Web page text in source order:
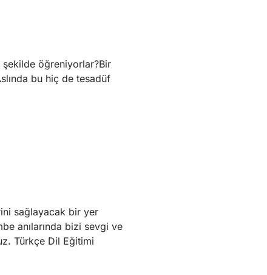
öğreniyorlar?Bir
bu hiç de tesadüf
sağlayacak bir yer
anılarında bizi sevgi ve
Türkçe Dil Eğitimi